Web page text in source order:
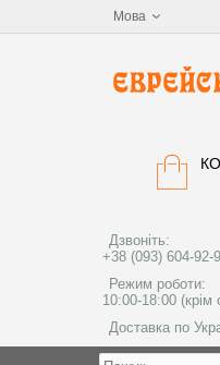
Мова
Дзвоніть:
+38 (093) 604-92-
Режим роботи:
10:00-18:00 (крім
Доставка по